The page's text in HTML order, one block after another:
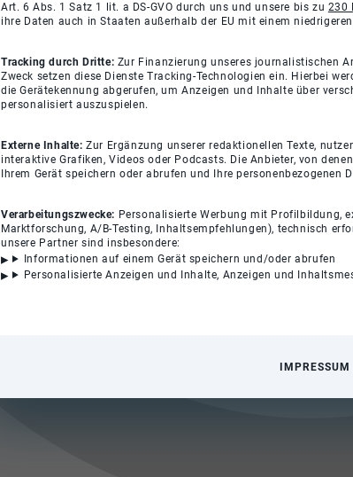
Art. 6 Abs. 1 Satz 1 lit. a DS-GVO durch uns und unsere bis zu 230
ihre Daten auch in Staaten außerhalb der EU mit einem
Tracking durch Dritte: Zur Finanzierung unseres journalistischen
Zweck setzen diese Dienste Tracking-Technologien ein. Hierbei
die Gerätekennung abgerufen, um Anzeigen und Inhalte über
personalisiert auszuspielen.
Externe Inhalte:Zur Ergänzung unserer redaktionellen Texte,
interaktive Grafiken, Videos oder Podcasts. Die Anbieter, von
Ihrem Gerät speichern oder abrufen und Ihre personenbezogenen
Verarbeitungszwecke: Personalisierte Werbung mit Profilbildung,
Marktforschung, A/B-Testing, Inhaltsempfehlungen), technisch
unsere Partner sind insbesondere:
Informationen auf einem Gerät speichern und/oder abrufen
Personalisierte Anzeigen und Inhalte, Anzeigen und
IMPRESSUM